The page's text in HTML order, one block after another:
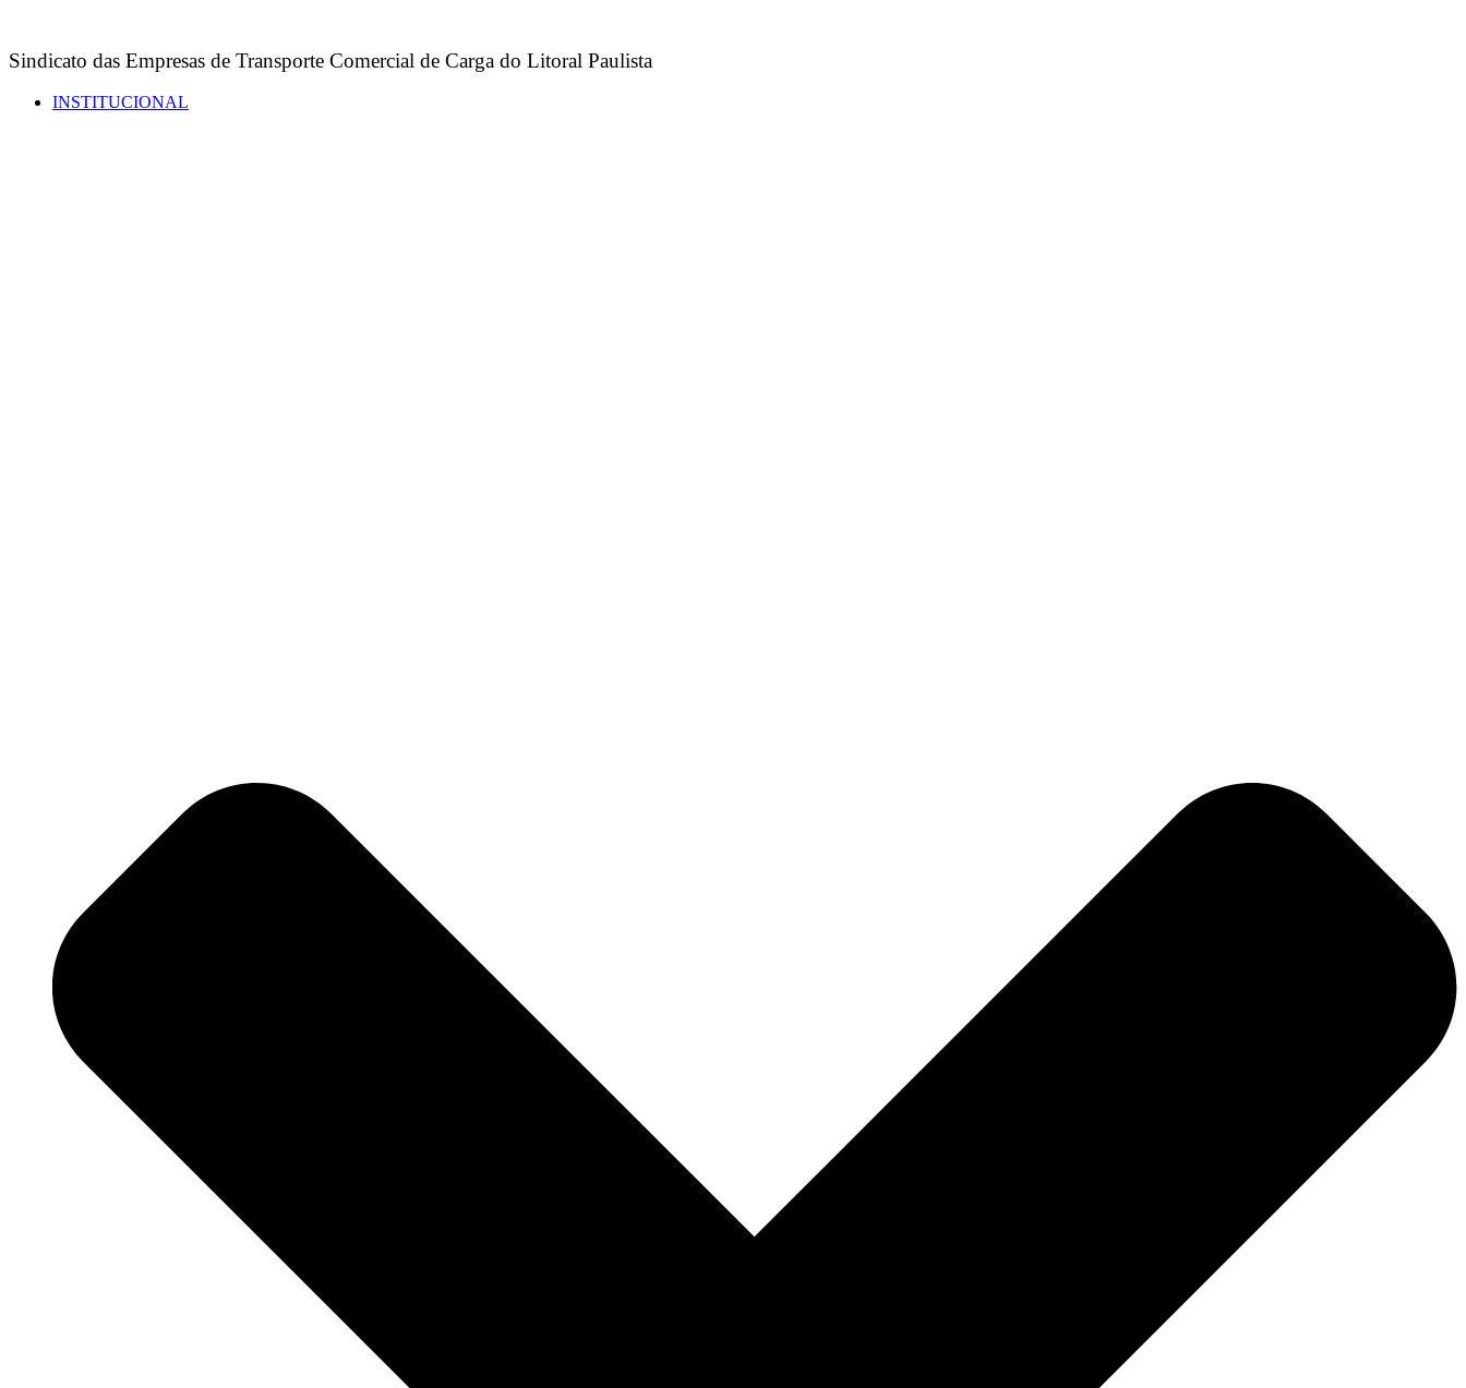
Sindicato das Empresas de Transporte Comercial de Carga do Litoral Paulista
INSTITUCIONAL